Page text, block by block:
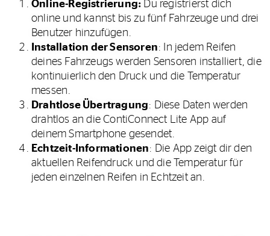
Online-Registrierung: Du registrierst dich
online und kannst bis zu fünf Fahrzeuge und drei
Benutzer hinzufügen.
Installation der Sensoren: In jedem Reifen
deines Fahrzeugs werden Sensoren installiert, die
kontinuierlich den Druck und die Temperatur
messen.
Drahtlose Übertragung: Diese Daten werden
drahtlos an die ContiConnect Lite App auf
deinem Smartphone gesendet.
Echtzeit-Informationen: Die App zeigt dir den
aktuellen Reifendruck und die Temperatur für
jeden einzelnen Reifen in Echtzeit an.